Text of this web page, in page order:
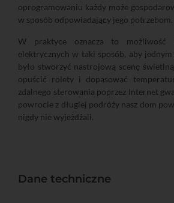
oprogramowaniu każdy może
w sposób odpowiadający jego potrzebom.
W praktyce oznacza to możliwość
elektrycznych w taki sposób, aby jednym
było stworzyć nastrojową scenę
opuścić rolety i dopasować
zdalnego sterowania poprzez Internet
powrocie z długiej podróży nasz dom
nigdy nie wyjeżdżali.
Dane techniczne